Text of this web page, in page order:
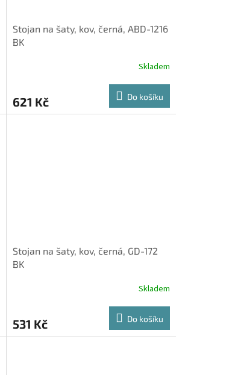
Stojan na šaty, kov, černá, ABD-1216
BK
Skladem
621 Kč Do košíku
Stojan na šaty, kov, černá, GD-172
BK
Skladem
531 Kč Do košíku